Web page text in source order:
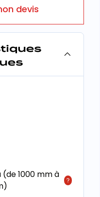
devis
1000 mm à